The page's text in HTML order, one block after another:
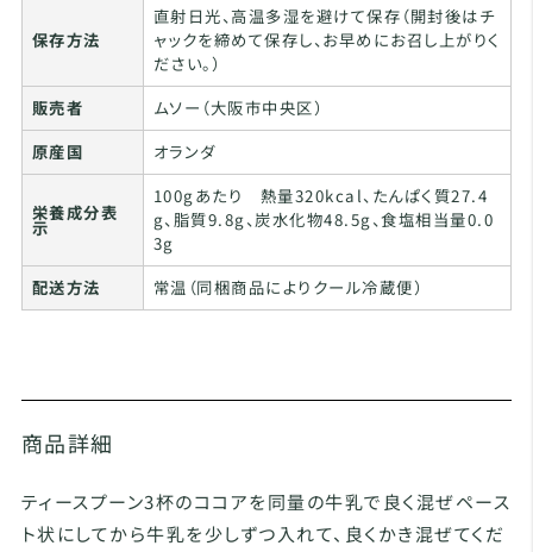
保存方法
直射日光、高温多湿を避けて保存（開封後はチ
ャックを締めて保存し、お早めにお召し上がりく
ださい。）
販売者
ムソー（大阪市中央区）
原産国
オランダ
栄養成分表
示
100gあたり 熱量320kcal、たんぱく質27.4
g、脂質9.8g、炭水化物48.5g、食塩相当量0.0
3g
配送方法
常温（同梱商品によりクール冷蔵便）
商品詳細
ティースプーン3杯のココアを同量の牛乳で良く混ぜペース
ト状にしてから牛乳を少しずつ入れて、良くかき混ぜてくだ